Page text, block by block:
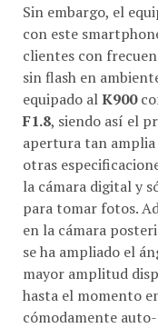
Sin embargo, el
con este
clientes con
sin flash en
equipado al K900
F1.8, siendo así el
apertura tan amplia
otras
la cámara digital y
para tomar fotos.
en la cámara
se ha ampliado el
mayor amplitud
hasta el momento
cómodamente